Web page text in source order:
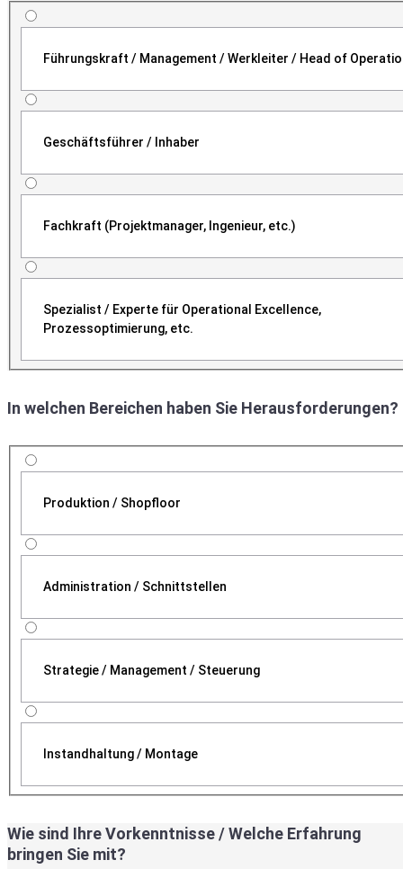
Führungskraft / Management / Werkleiter / Head of
Geschäftsführer / Inhaber
Fachkraft (Projektmanager, Ingenieur, etc.)
Spezialist / Experte für Operational Excellence,
Prozessoptimierung, etc.
In welchen Bereichen haben Sie Herausforderungen?
Produktion / Shopfloor
Administration / Schnittstellen
Strategie / Management / Steuerung
Instandhaltung / Montage
Wie sind Ihre Vorkenntnisse / Welche Erfahrung
bringen Sie mit?